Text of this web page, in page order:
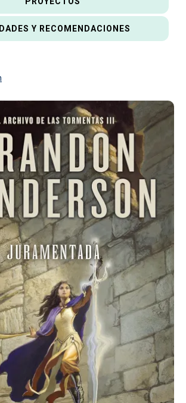
Y RECOMENDACIONES